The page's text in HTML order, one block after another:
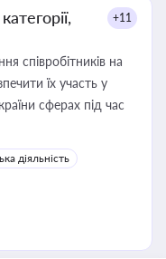
+11
співробітників на
їх участь у
сферах під час
діяльність